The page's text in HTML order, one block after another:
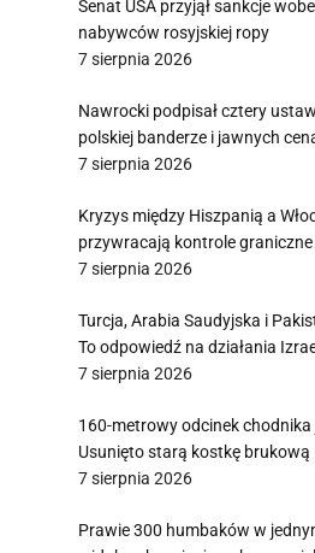
Senat USA przyjął sankcje
nabywców rosyjskiej ropy
7 sierpnia 2026
Nawrocki podpisał cztery
polskiej banderze i jawnych
7 sierpnia 2026
Kryzys między Hiszpanią a
przywracają kontrole graniczne
7 sierpnia 2026
Turcja, Arabia Saudyjska i
To odpowiedź na działania
7 sierpnia 2026
160-metrowy odcinek
Usunięto starą kostkę brukową
7 sierpnia 2026
Prawie 300 humbaków w